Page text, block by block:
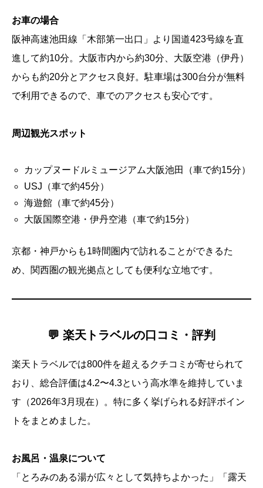
お車の場合
阪神高速池田線「木部第一出口」より国道423号線を直
進して約10分。大阪市内から約30分、大阪空港（伊丹）
からも約20分とアクセス良好。駐車場は300台分が無料
で利用できるので、車でのアクセスも安心です。
周辺観光スポット
カップヌードルミュージアム大阪池田（車で約15分）
USJ（車で約45分）
海遊館（車で約45分）
大阪国際空港・伊丹空港（車で約15分）
京都・神戸からも1時間圏内で訪れることができるた
め、関西圏の観光拠点としても便利な立地です。
💬 楽天トラベルの口コミ・評判
楽天トラベルでは800件を超えるクチコミが寄せられて
おり、総合評価は4.2〜4.3という高水準を維持していま
す（2026年3月現在）。特に多く挙げられる好評ポイン
トをまとめました。
お風呂・温泉について
「とろみのある湯が広々として気持ちよかった」「露天